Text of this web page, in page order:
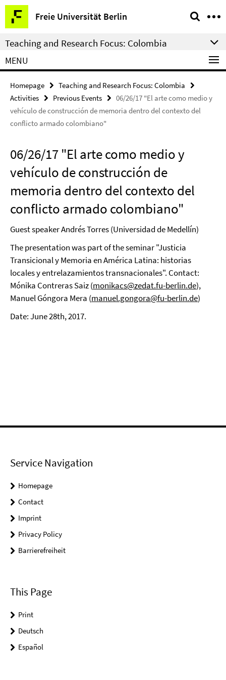
Springe
direkt
zu
Inhalt
Freie Universität Berlin
Service
Navigation
Teaching and Research Focus: Colombia
MENU
Homepage
Teaching and Research Focus: Colombia
Activities
Previous Events
06/26/17 "El arte como medio y
vehículo de construcción de memoria dentro del contexto del
conflicto armado colombiano"
06/26/17 "El arte como medio y
vehículo de construcción de
memoria dentro del contexto del
conflicto armado colombiano"
Guest speaker Andrés Torres (Universidad de Medellín)
The presentation was part of the seminar "Justicia
Transicional y Memoria en América Latina: historias
locales y entrelazamientos transnacionales". Contact:
Mónika Contreras Saiz (monikacs@zedat.fu-berlin.de),
Manuel Góngora Mera (manuel.gongora@fu-berlin.de)
Date: June 28th, 2017.
Service Navigation
Homepage
Contact
Imprint
Privacy Policy
Barrierefreiheit
This Page
Print
Deutsch
Español